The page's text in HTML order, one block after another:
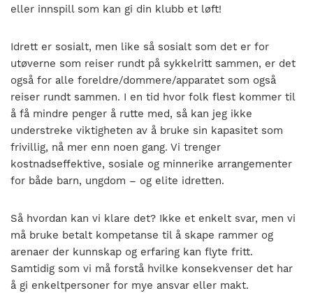
eller innspill som kan gi din klubb et løft!
Idrett er sosialt, men like så sosialt som det er for
utøverne som reiser rundt på sykkelritt sammen, er det
også for alle foreldre/dommere/apparatet som også
reiser rundt sammen. I en tid hvor folk flest kommer til
å få mindre penger å rutte med, så kan jeg ikke
understreke viktigheten av å bruke sin kapasitet som
frivillig, nå mer enn noen gang. Vi trenger
kostnadseffektive, sosiale og minnerike arrangementer
for både barn, ungdom – og elite idretten.
Så hvordan kan vi klare det? Ikke et enkelt svar, men vi
må bruke betalt kompetanse til å skape rammer og
arenaer der kunnskap og erfaring kan flyte fritt.
Samtidig som vi må forstå hvilke konsekvenser det har
å gi enkeltpersoner for mye ansvar eller makt.